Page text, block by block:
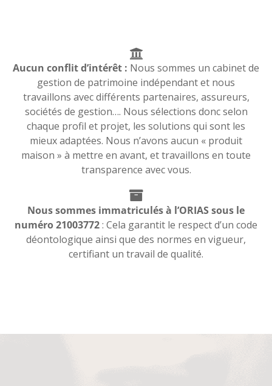
Aucun conflit d’intérêt : Nous sommes un cabinet de
gestion de patrimoine indépendant et nous
travaillons avec différents partenaires, assureurs,
sociétés de gestion…. Nous sélections donc selon
chaque profil et projet, les solutions qui sont les
mieux adaptées. Nous n’avons aucun « produit
maison » à mettre en avant, et travaillons en toute
transparence avec vous.
Nous sommes immatriculés à l’ORIAS sous le
numéro 21003772: Cela garantit le respect d’un code
déontologique ainsi que des normes en vigueur,
certifiant un travail de qualité.